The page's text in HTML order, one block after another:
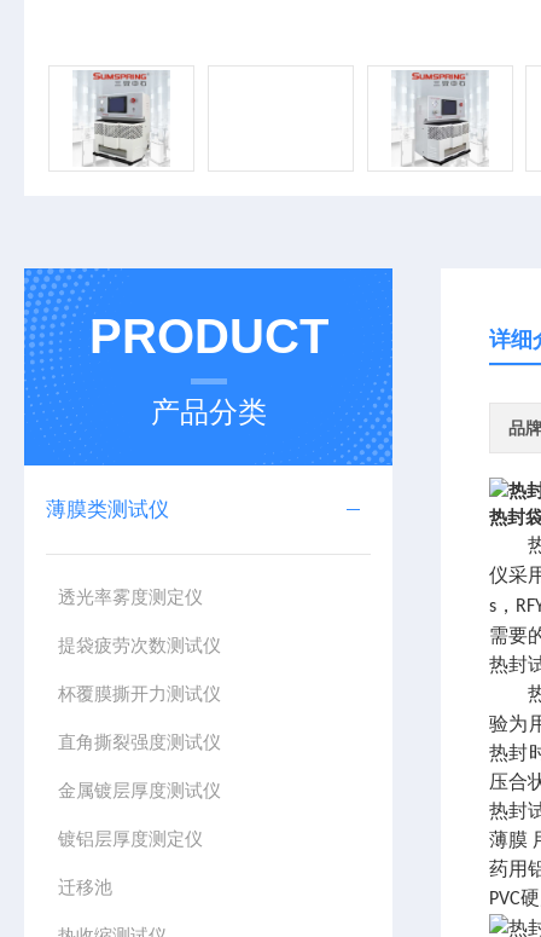
PRODUCT
产品分类
薄膜类测试仪
透光率雾度测定仪
提袋疲劳次数测试仪
杯覆膜撕开力测试仪
直角撕裂强度测试仪
金属镀层厚度测试仪
镀铝层厚度测定仪
迁移池
详细
品牌
热封
仪采
s ，
需要
热封
验为
热封
压合
热封
薄膜
药用
PVC